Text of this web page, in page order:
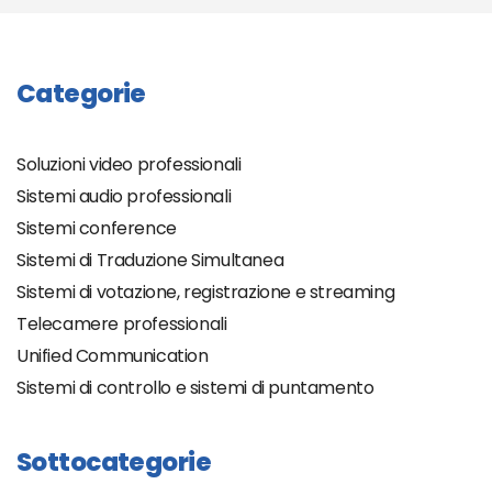
Categorie
Soluzioni video professionali
Sistemi audio professionali
Sistemi conference
Sistemi di Traduzione Simultanea
Sistemi di votazione, registrazione e streaming
Telecamere professionali
Unified Communication
Sistemi di controllo e sistemi di puntamento
Sottocategorie